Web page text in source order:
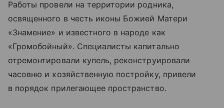
Работы провели на территории родника,
освященного в честь иконы Божией Матери
«Знамение» и известного в народе как
«Громобойный». Специалисты капитально
отремонтировали купель, реконструировали
часовню и хозяйственную постройку, привели
в порядок прилегающее пространство.